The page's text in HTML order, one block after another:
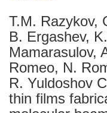
T.M. Razykov,
B. Ergashev,
Mamarasulov,
Romeo, N.
R. Yuldoshov
thin films